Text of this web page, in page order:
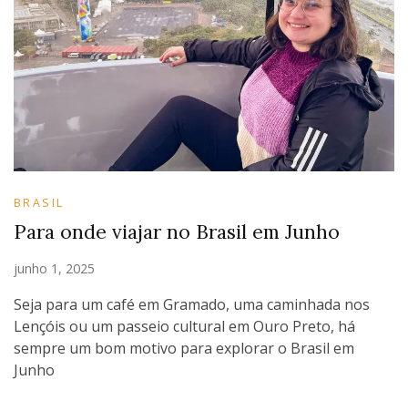
BRASIL
Para onde viajar no Brasil em Junho
junho 1, 2025
Seja para um café em Gramado, uma caminhada nos
Lençóis ou um passeio cultural em Ouro Preto, há
sempre um bom motivo para explorar o Brasil em
Junho